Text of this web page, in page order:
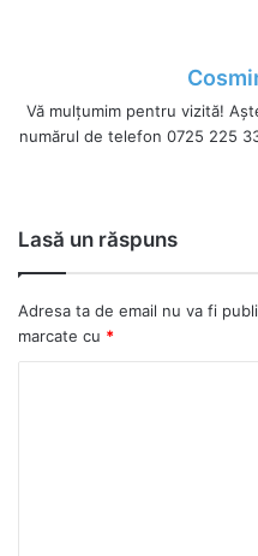
Vă mulțumim pentru vizită!
numărul de telefon 0725 225
Lasă un răspuns
Adresa ta de email nu va fi
marcate cu *